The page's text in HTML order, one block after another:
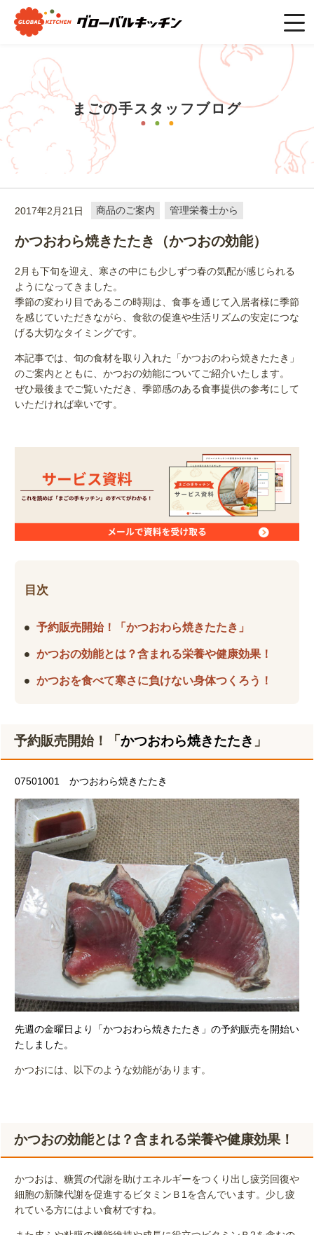
ホーム>まごの手スタッフブログ>商品のご案内
かつおわら
焼きたたき（かつおの効能）
まごの手スタッフブログ
2017年2月21日 商品のご案内 管理栄養士から
かつおわら焼きたたき（かつおの効能）
2月も下旬を迎え、寒さの中にも少しずつ春の気配が感じられる
ようになってきました。
季節の変わり目であるこの時期は、食事を通じて入居者様に季節
を感じていただきながら、食欲の促進や生活リズムの安定につな
げる大切なタイミングです。
本記事では、旬の食材を取り入れた「かつおのわら焼きたたき」
のご案内とともに、かつおの効能についてご紹介いたします。
ぜひ最後までご覧いただき、季節感のある食事提供の参考にして
いただければ幸いです。
目次
予約販売開始！「かつおわら焼きたたき」
かつおの効能とは？含まれる栄養や健康効果！
かつおを食べて寒さに負けない身体つくろう！
予約販売開始！「 かつおわら焼きたたき 」
07501001 かつおわら焼きたたき
先週の金曜日より「かつおわら焼きたたき」の予約販売を開始い
たしました。
かつおには、以下のような効能があります。
かつおの効能とは？含まれる栄養や健康効果！
かつおは、糖質の代謝を助けエネルギーをつくり出し疲労回復や
細胞の新陳代謝を促進するビタミンＢ1を含んでいます。少し疲
れている方にはよい食材ですね。